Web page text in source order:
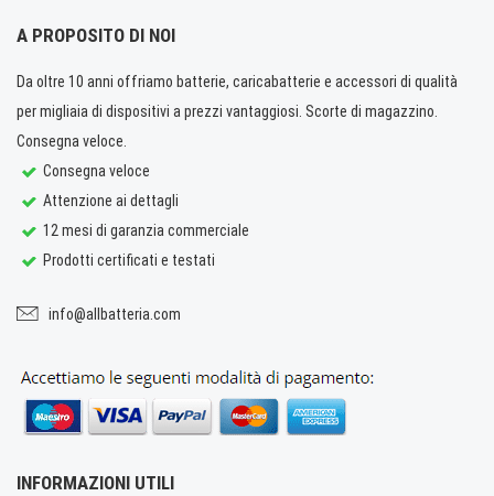
A PROPOSITO DI NOI
Da oltre 10 anni offriamo batterie, caricabatterie e accessori di qualità
per migliaia di dispositivi a prezzi vantaggiosi. Scorte di magazzino.
Consegna veloce.
Consegna veloce
Attenzione ai dettagli
12 mesi di garanzia commerciale
Prodotti certificati e testati
info@allbatteria.com
INFORMAZIONI UTILI